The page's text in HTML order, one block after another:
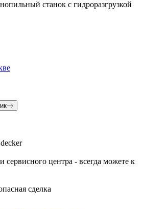
сервисного центра - всегда можете к
сделка